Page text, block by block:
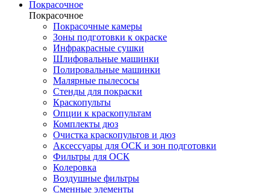
Покрасочное
Покрасочное
Покрасочные камеры
Зоны подготовки к окраске
Инфракрасные сушки
Шлифовальные машинки
Полировальные машинки
Малярные пылесосы
Стенды для покраски
Краскопульты
Опции к краскопультам
Комплекты дюз
Очистка краскопультов и дюз
Аксессуары для ОСК и зон подготовки
Фильтры для ОСК
Колеровка
Воздушные фильтры
Сменные элементы